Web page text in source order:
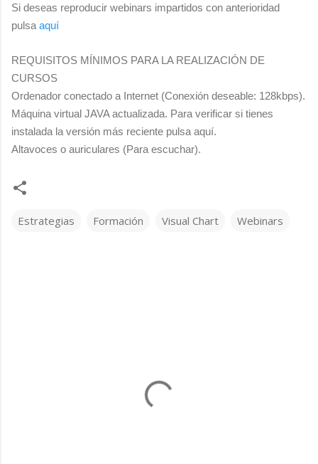
Si deseas reproducir webinars impartidos con anterioridad
pulsa aquí
REQUISITOS MÍNIMOS PARA LA REALIZACIÓN DE
CURSOS
Ordenador conectado a Internet (Conexión deseable: 128kbps).
Máquina virtual JAVA actualizada. Para verificar si tienes
instalada la versión más reciente pulsa aquí.
Altavoces o auriculares (Para escuchar).
Estrategias Formación Visual Chart Webinars